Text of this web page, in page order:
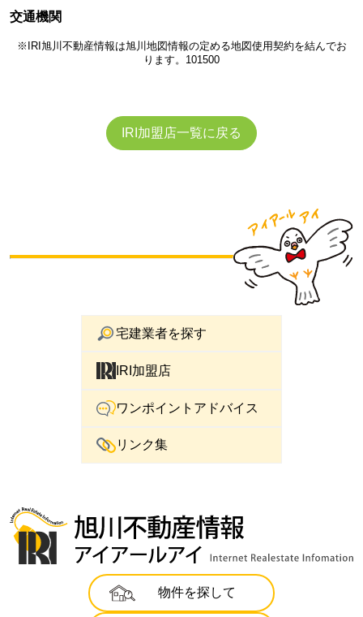
交通機関
※IRI旭川不動産情報は旭川地図情報の定める地図使用契約を結んでお
ります。101500
IRI加盟店一覧に戻る
宅建業者を探す
IRI加盟店
ワンポイントアドバイス
リンク集
物件を探して